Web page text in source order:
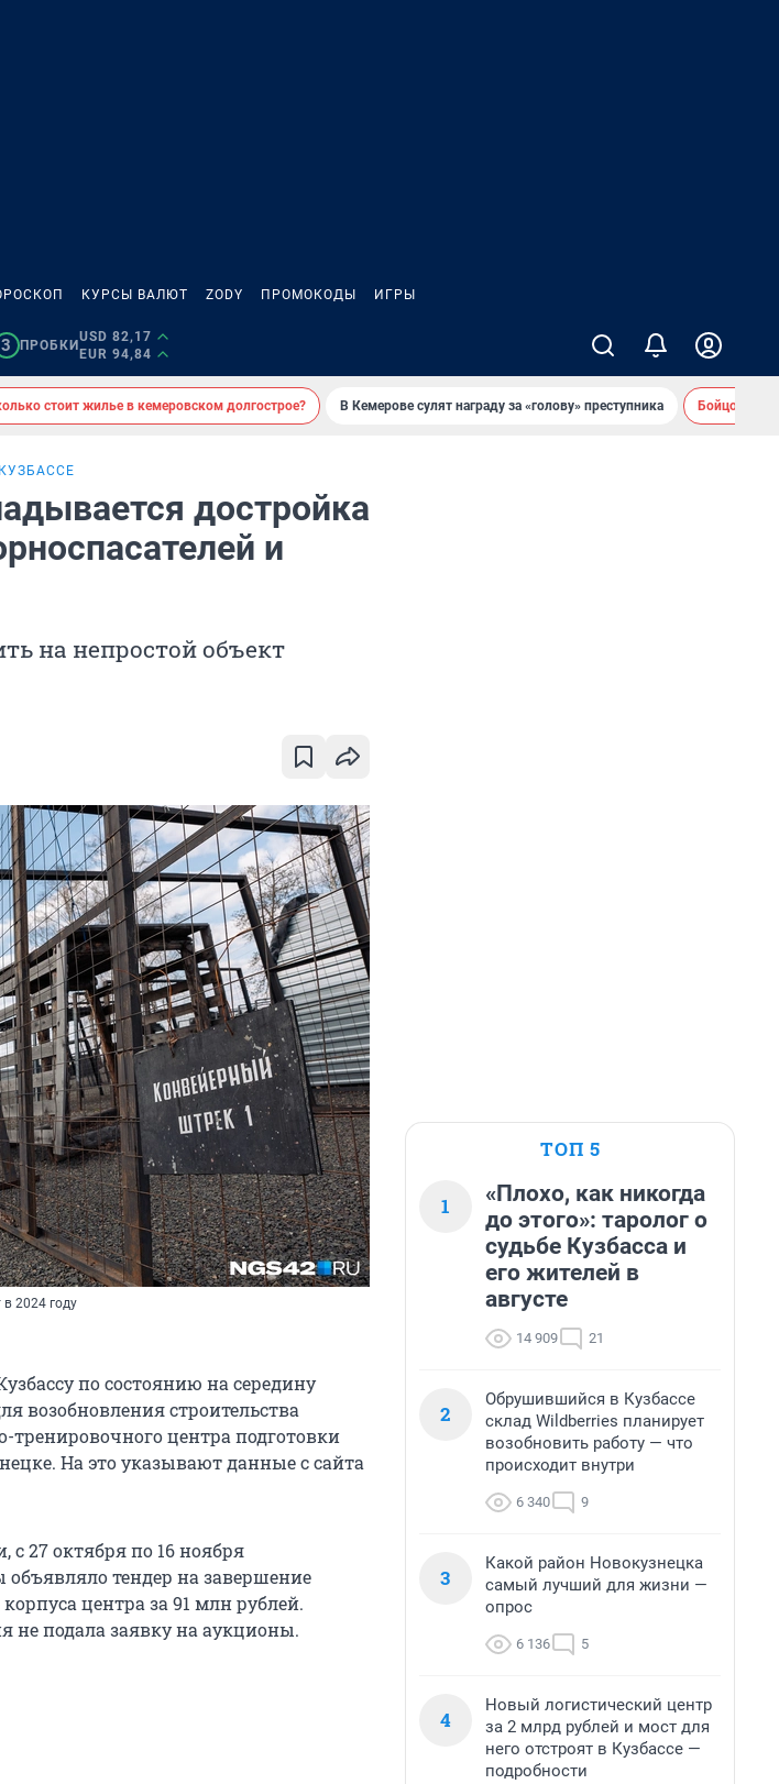
КУРСЫ ВАЛЮТ ZODY ПРОМОКОДЫ ИГРЫ
3 ПРОБКИ
USD 82,17
EUR 94,84
стоит жилье в кемеровском долгострое? В Кемерове сулят награду за «голову» преступника Бойцовский
достройка
и
на непростой объект
2024 году
по состоянию на середину
возобновления строительства
тренировочного центра подготовки
На это указывают данные с сайта
27 октября по 16 ноября
тендер на завершение
центра за 91 млн рублей.
не подала заявку на аукционы.
ТОП 5
1
«Плохо, как никогда
до этого»: таролог о
судьбе Кузбасса и
его жителей в
августе
14 909 21
2
Обрушившийся в Кузбассе
склад Wildberries планирует
возобновить работу — что
происходит внутри
6 340 9
3
Какой район Новокузнецка
самый лучший для жизни —
опрос
6 136 5
4
Новый логистический центр
за 2 млрд рублей и мост для
него отстроят в Кузбассе —
подробности